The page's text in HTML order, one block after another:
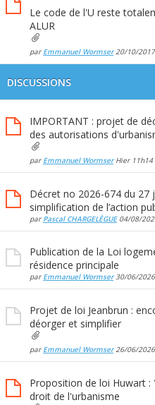
Le code de l'U reste
ALUR
par Emmanuel Wormser20/10/2017
DISCUSSIONS
IMPORTANT : projet de
des autorisations
par Emmanuel WormserHier 11h14
Décret no 2026-674 du 27
simplification de l’action
par Pascal CHARGELÈGUE04/08/
Publication de la Loi
résidence principale
par Emmanuel Wormser30/06/2026
Projet de loi Jeanbrun :
déorger et simplifier
par Emmanuel Wormser26/06/2026
Proposition de loi Huwart
droit de l'urbanisme